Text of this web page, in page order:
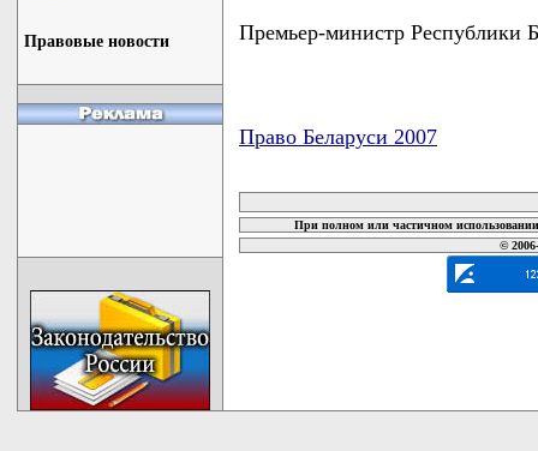
Правовые новости Премьер-министр
Право Беларуси 2007
При полном или частичном
©